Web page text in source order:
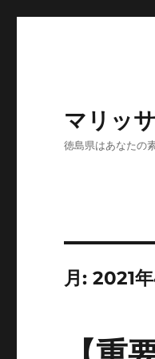
マリッ
徳島県はあなたの
月:2021